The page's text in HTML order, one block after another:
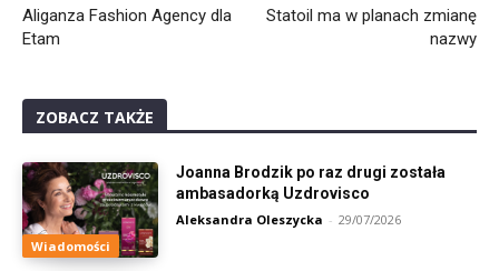
Aliganza Fashion Agency dla
Etam
Statoil ma w planach zmianę
nazwy
ZOBACZ TAKŻE
Wiadomości
Joanna Brodzik po raz drugi została
ambasadorką Uzdrovisco
Aleksandra Oleszycka - 29/07/2026